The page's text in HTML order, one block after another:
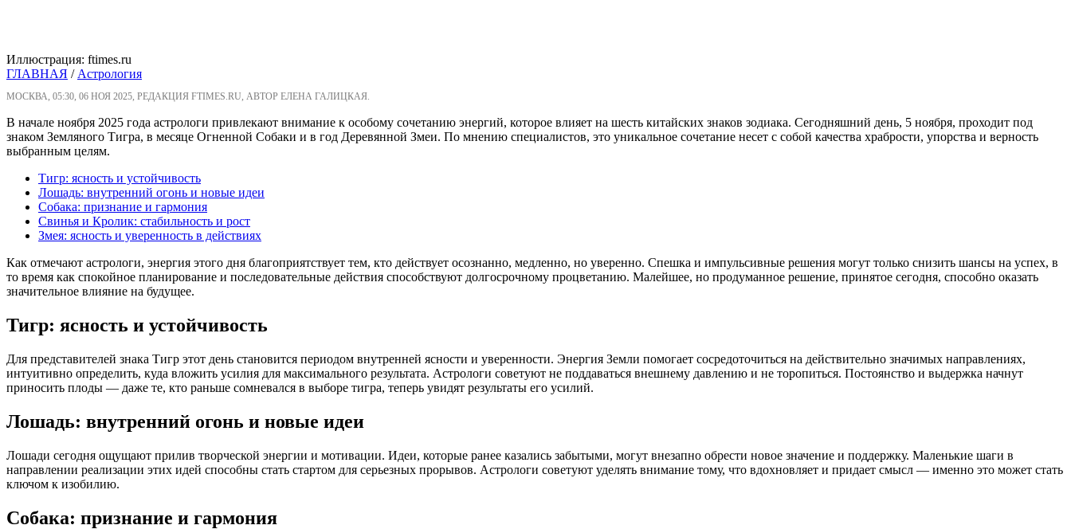
Иллюстрация: ftimes.ru
ГЛАВНАЯ /Астрология
МОСКВА, 05:30, 06 НОЯ 2025, РЕДАКЦИЯ FTIMES.RU, АВТОР ЕЛЕНА ГАЛИЦКАЯ.
В начале ноября 2025 года астрологи привлекают внимание к особому сочетанию энергий, которое влияет на шесть китайских знаков зодиака. Сегодняшний день, 5 ноября, проходит под
знаком Земляного Тигра, в месяце Огненной Собаки и в год Деревянной Змеи. По мнению специалистов, это уникальное сочетание несет с собой качества храбрости, упорства и верность
выбранным целям.
Тигр: ясность и устойчивость
Лошадь: внутренний огонь и новые идеи
Собака: признание и гармония
Свинья и Кролик: стабильность и рост
Змея: ясность и уверенность в действиях
Как отмечают астрологи, энергия этого дня благоприятствует тем, кто действует осознанно, медленно, но уверенно. Спешка и импульсивные решения могут только снизить шансы на успех, в
то время как спокойное планирование и последовательные действия способствуют долгосрочному процветанию. Малейшее, но продуманное решение, принятое сегодня, способно оказать
значительное влияние на будущее.
Тигр: ясность и устойчивость
Для представителей знака Тигр этот день становится периодом внутренней ясности и уверенности. Энергия Земли помогает сосредоточиться на действительно значимых направлениях,
интуитивно определить, куда вложить усилия для максимального результата. Астрологи советуют не поддаваться внешнему давлению и не торопиться. Постоянство и выдержка начнут
приносить плоды — даже те, кто раньше сомневался в выборе тигра, теперь увидят результаты его усилий.
Лошадь: внутренний огонь и новые идеи
Лошади сегодня ощущают прилив творческой энергии и мотивации. Идеи, которые ранее казались забытыми, могут внезапно обрести новое значение и поддержку. Маленькие шаги в
направлении реализации этих идей способны стать стартом для серьезных прорывов. Астрологи советуют уделять внимание тому, что вдохновляет и придает смысл — именно это может стать
ключом к изобилию.
Собака: признание и гармония